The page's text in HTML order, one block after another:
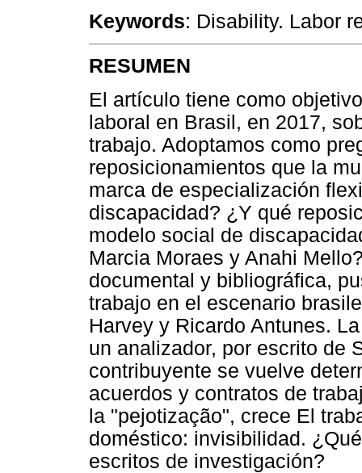
Keywords: Disability. Labor
RESUMEN
El artículo tiene como
laboral en Brasil, en 2017,
trabajo. Adoptamos como
reposicionamientos que la
marca de especialización
discapacidad? ¿Y qué
modelo social de
Marcia Moraes y Anahi
documental y bibliográfica,
trabajo en el escenario
Harvey y Ricardo Antunes.
un analizador, por escrito de
contribuyente se vuelve
acuerdos y contratos de
la "pejotização", crece El
doméstico: invisibilidad.
escritos de investigación?